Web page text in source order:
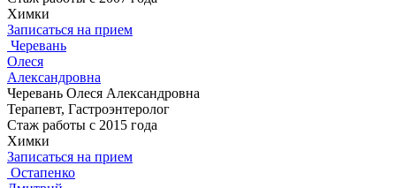
Химки
Записаться на прием
Черевань
Олеся
Александровна
Черевань Олеся Александровна
Терапевт, Гастроэнтеролог
Стаж работы с 2015 года
Химки
Записаться на прием
Остапенко